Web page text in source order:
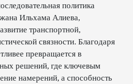
политика
Ильхама Алиева,
транспортной,
связности. Благодаря
превращается в
решений, где ключевым
намерений, а способность